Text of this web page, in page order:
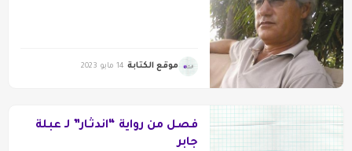
موقع الكتابة 14 مايو 2023
فصل من رواية “اندثـار” لـ عبلة
جابر